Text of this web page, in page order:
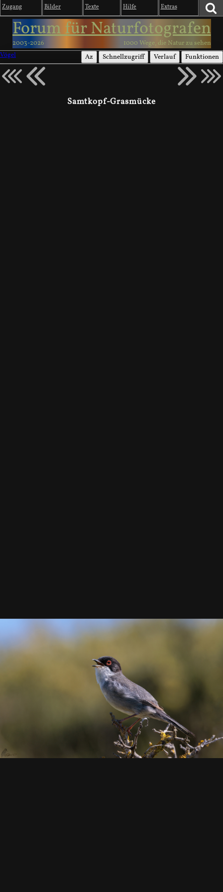
Zugang Bilder Texte Hilfe Extras
Forum für Naturfotografen
2003-2026
1000 Wege, die Natur zu sehen
Vögel
Az Schnellzugriff Verlauf Funktionen
Samtkopf-Grasmücke